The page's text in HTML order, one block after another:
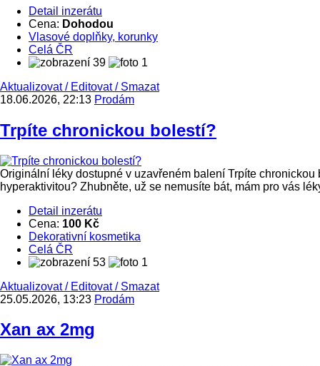
Detail inzerátu
Cena: Dohodou
Vlasové doplňky, korunky
Celá ČR
39
1
Aktualizovat/ Editovat/ Smazat
18.06.2026, 22:13 Prodám
Trpíte chronickou bolestí?
Originální léky dostupné v uzavřeném balení Trpíte
hyperaktivitou? Zhubněte, už se nemusíte bát, mám pro vás
Detail inzerátu
Cena: 100 Kč
Dekorativní kosmetika
Celá ČR
53
1
Aktualizovat/ Editovat/ Smazat
25.05.2026, 13:23 Prodám
Xan ax 2mg